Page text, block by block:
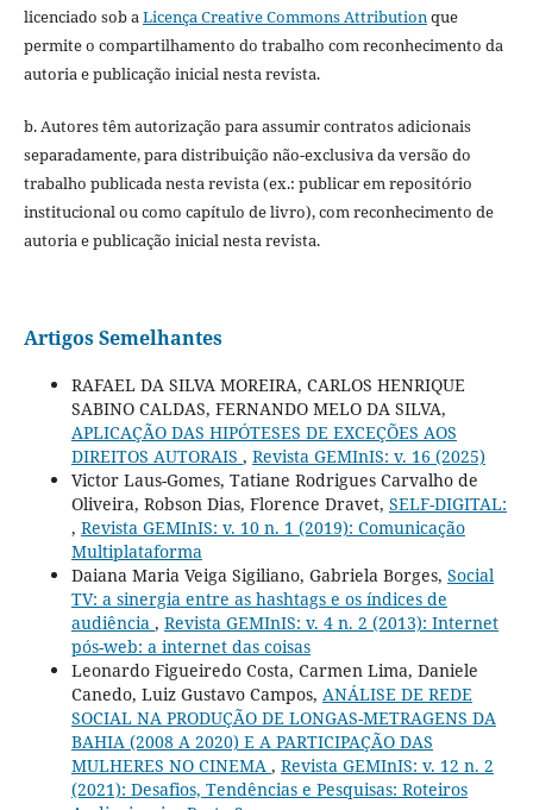
licenciado sob aLicença Creative Commons Attributionque
permite o compartilhamento do trabalho com reconhecimento da
autoria e publicação inicial nesta revista.
b. Autores têm autorização para assumir contratos adicionais
separadamente, para distribuição não-exclusiva da versão do
trabalho publicada nesta revista (ex.: publicar em repositório
institucional ou como capítulo de livro), com reconhecimento de
autoria e publicação inicial nesta revista.
Artigos Semelhantes
RAFAEL DA SILVA MOREIRA, CARLOS HENRIQUE
SABINO CALDAS, FERNANDO MELO DA SILVA,
APLICAÇÃO DAS HIPÓTESES DE EXCEÇÕES AOS
DIREITOS AUTORAIS , Revista GEMInIS: v. 16 (2025)
Victor Laus-Gomes, Tatiane Rodrigues Carvalho de
Oliveira, Robson Dias, Florence Dravet, SELF-DIGITAL:
, Revista GEMInIS: v. 10 n. 1 (2019): Comunicação
Multiplataforma
Daiana Maria Veiga Sigiliano, Gabriela Borges, Social
TV: a sinergia entre as hashtags e os índices de
audiência , Revista GEMInIS: v. 4 n. 2 (2013): Internet
pós-web: a internet das coisas
Leonardo Figueiredo Costa, Carmen Lima, Daniele
Canedo, Luiz Gustavo Campos, ANÁLISE DE REDE
SOCIAL NA PRODUÇÃO DE LONGAS-METRAGENS DA
BAHIA (2008 A 2020) E A PARTICIPAÇÃO DAS
MULHERES NO CINEMA , Revista GEMInIS: v. 12 n. 2
(2021): Desafios, Tendências e Pesquisas: Roteiros